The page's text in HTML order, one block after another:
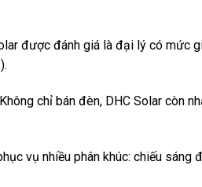
được đánh giá là đại lý có mức
chỉ bán đèn, DHC Solar còn
vụ nhiều phân khúc: chiếu sáng